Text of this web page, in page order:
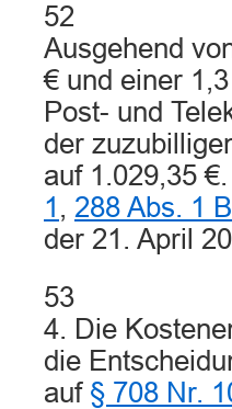
52
Ausgehend
€ und einer
Post- und
der
auf 1.029,35
1 , 288 Abs. 1
der 21. April
53
4. Die
die
auf § 708 Nr.